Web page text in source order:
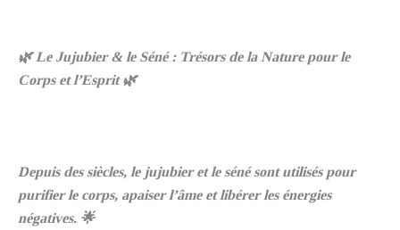
🌿 Le Jujubier & le Séné : Trésors de la Nature pour le
Corps et l’Esprit 🌿
Depuis des siècles, le jujubier et le séné sont utilisés pour
purifier le corps, apaiser l’âme et libérer les énergies
négatives. 🌟